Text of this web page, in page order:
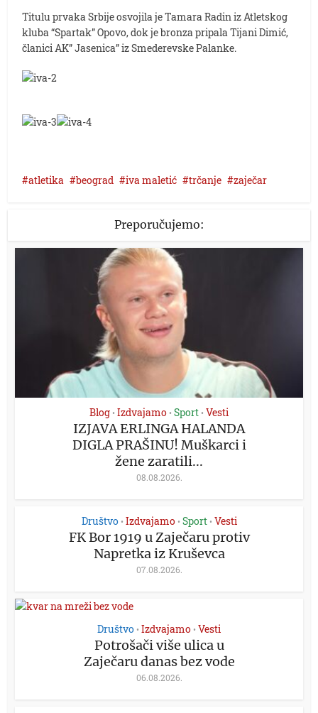
Titulu prvaka Srbije osvojila je Tamara Radin iz Atletskog
kluba “Spartak” Opovo, dok je bronza pripala Tijani Dimić,
članici AK” Jasenica” iz Smederevske Palanke.
atletika beograd iva maletić trčanje zaječar
Preporučujemo:
Blog • Izdvajamo • Sport • Vesti
IZJAVA ERLINGA HALANDA
DIGLA PRAŠINU! Muškarci i
žene zaratili...
08.08.2026.
Društvo • Izdvajamo • Sport • Vesti
FK Bor 1919 u Zaječaru protiv
Napretka iz Kruševca
07.08.2026.
Društvo • Izdvajamo • Vesti
Potrošači više ulica u
Zaječaru danas bez vode
06.08.2026.